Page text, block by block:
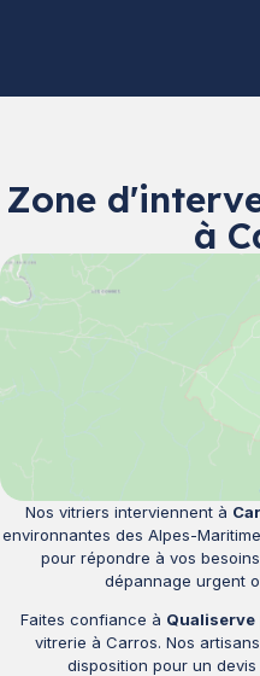
Zone
à
Nos vitriers interviennent à
environnantes des Alpes-
pour répondre à vos
dépannage urgent
Faites confiance à Qualiserve
vitrerie à Carros. Nos
disposition pour un